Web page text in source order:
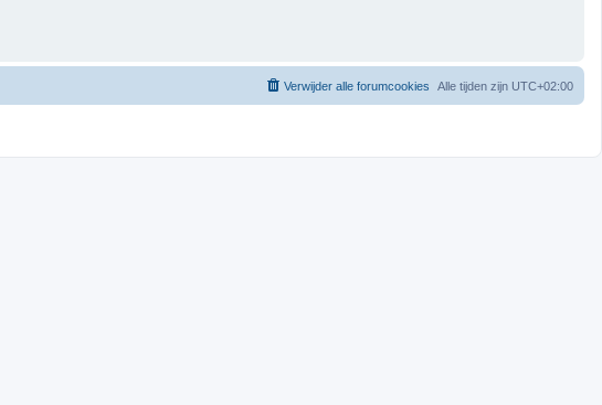
Alle tijden zijn UTC+02:00
Verwijder alle forumcookies